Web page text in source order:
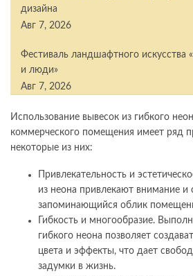
дизайна
Авг 7, 2026
Фестиваль ландшафтного искусства
и люди»
Авг 7, 2026
Использование вывесок из гибкого
коммерческого помещения имеет ряд
некоторые из них:
Привлекательность и
из неона привлекают внимание и
запоминающийся облик
Гибкость и многообразие.
гибкого неона позволяет
цвета и эффекты, что дает
задумки в жизнь.